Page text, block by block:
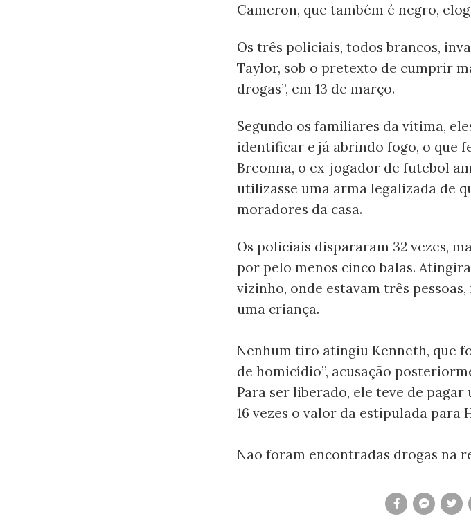
Cameron, que também é negro,
Os três policiais, todos brancos,
Taylor, sob o pretexto de cumprir
drogas”, em 13 de março.
Segundo os familiares da vítima,
identificar e já abrindo fogo, o que
Breonna, o ex-jogador de futebol
utilizasse uma arma legalizada de
moradores da casa.
Os policiais dispararam 32 vezes,
por pelo menos cinco balas.
vizinho, onde estavam três
uma criança.
Nenhum tiro atingiu Kenneth, que
de homicídio”, acusação
Para ser liberado, ele teve de pagar
16 vezes o valor da estipulada para
Não foram encontradas drogas na